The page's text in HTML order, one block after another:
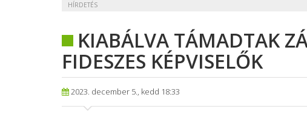
HÍRDETÉS
KIABÁLVA TÁMADTAK
FIDESZES KÉPVISELŐK
2023. december 5., kedd 18:33